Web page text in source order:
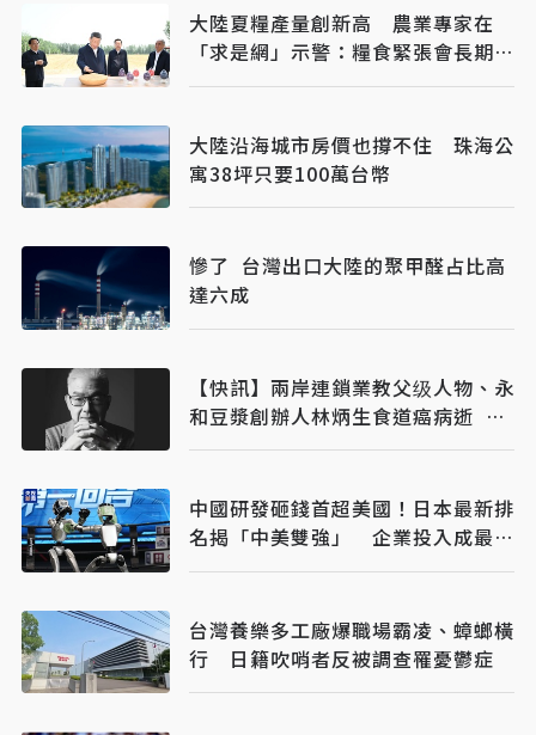
大陸夏糧產量創新高 農業專家在
「求是網」示警：糧食緊張會長期存
在
大陸沿海城市房價也撐不住 珠海公
寓38坪只要100萬台幣
慘了 台灣出口大陸的聚甲醛占比高
達六成
【快訊】兩岸連鎖業教父级人物、永
和豆漿創辦人林炳生食道癌病逝 享
年70歲
中國研發砸錢首超美國！日本最新排
名揭「中美雙強」 企業投入成最大
推力
台灣養樂多工廠爆職場霸凌、蟑螂橫
行 日籍吹哨者反被調查罹憂鬱症